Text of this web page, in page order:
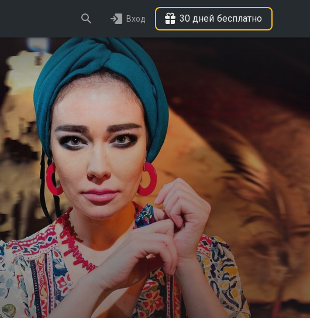
Вход 30 дней бесплатно